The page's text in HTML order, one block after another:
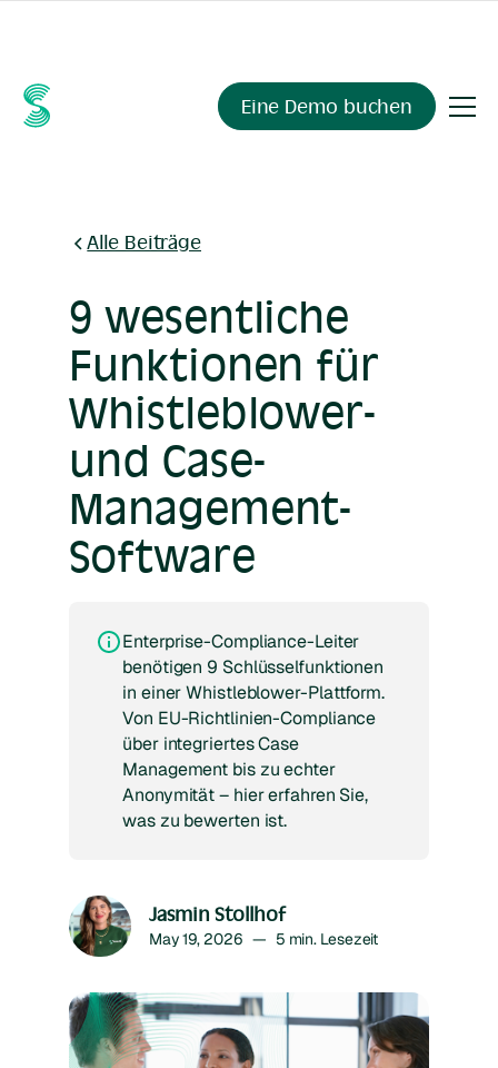
Eine Demo buchen
Alle Beiträge
9 wesentliche
Funktionen für
Whistleblower-
und Case-
Management-
Software
Enterprise-Compliance-Leiter
benötigen 9 Schlüsselfunktionen
in einer Whistleblower-Plattform.
Von EU-Richtlinien-Compliance
über integriertes Case
Management bis zu echter
Anonymität – hier erfahren Sie,
was zu bewerten ist.
Jasmin Stollhof
May 19, 2026 — 5 min. Lesezeit